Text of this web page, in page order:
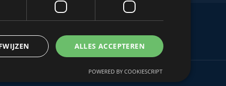
Roeselare
ALLES ACCEPTEREN
POWERED BY COOKIESCRIPT